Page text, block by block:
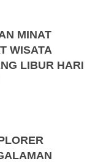
MINAT
WISATA
LIBUR HARI